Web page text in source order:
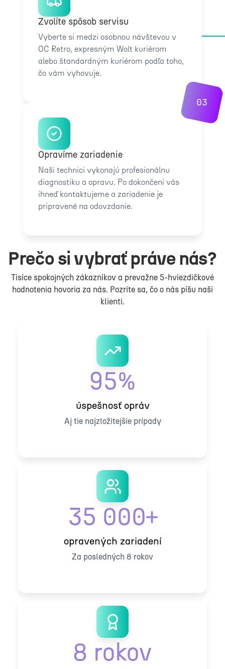
Zvolíte spôsob servisu
Vyberte si medzi osobnou návštevou v
OC Retro, expresným Wolt kuriérom
alebo štandardným kuriérom podľa toho,
čo vám vyhovuje.
03
Opravíme zariadenie
Naši technici vykonajú profesionálnu
diagnostiku a opravu. Po dokončení vás
ihneď kontaktujeme a zariadenie je
pripravené na odovzdanie.
Prečo si vybrať práve nás?
Tisíce spokojných zákazníkov a prevažne 5-hviezdičkové
hodnotenia hovoria za nás. Pozrite sa, čo o nás píšu naši
klienti.
95%
úspešnosť opráv
Aj tie najzložitejšie prípady
35 000+
opravených zariadení
Za posledných 8 rokov
8 rokov